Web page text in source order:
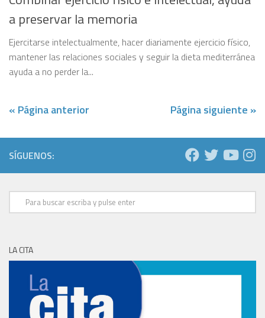
a preservar la memoria
Ejercitarse intelectualmente, hacer diariamente ejercicio físico,
mantener las relaciones sociales y seguir la dieta mediterránea
ayuda a no perder la...
« Página anterior Página siguiente »
SÍGUENOS:
LA CITA